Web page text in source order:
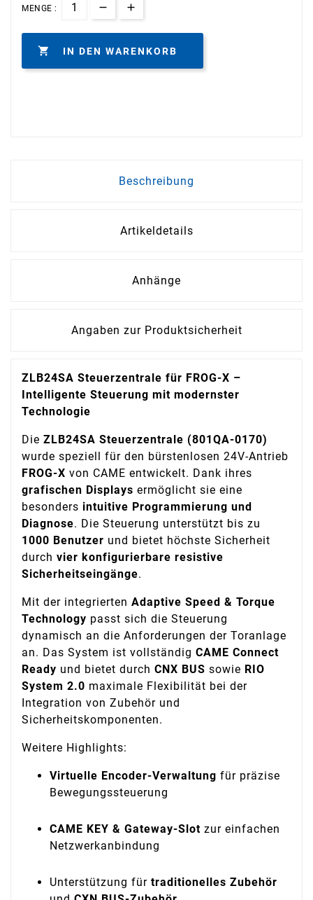
MENGE :
 IN DEN WARENKORB
Beschreibung
Artikeldetails
Anhänge
Angaben zur Produktsicherheit
ZLB24SA Steuerzentrale für FROG-X –
Intelligente Steuerung mit modernster
Technologie
Die ZLB24SA Steuerzentrale (801QA-0170)
wurde speziell für den bürstenlosen 24V-Antrieb
FROG-X von CAME entwickelt. Dank ihres
grafischen Displays ermöglicht sie eine
besonders intuitive Programmierung und
Diagnose. Die Steuerung unterstützt bis zu
1000 Benutzer und bietet höchste Sicherheit
durch vier konfigurierbare resistive
Sicherheitseingänge.
Mit der integrierten Adaptive Speed & Torque
Technology passt sich die Steuerung
dynamisch an die Anforderungen der Toranlage
an. Das System ist vollständig CAME Connect
Ready und bietet durch CNX BUS sowie RIO
System 2.0 maximale Flexibilität bei der
Integration von Zubehör und
Sicherheitskomponenten.
Weitere Highlights:
Virtuelle Encoder-Verwaltung für präzise
Bewegungssteuerung
CAME KEY & Gateway-Slot zur einfachen
Netzwerkanbindung
Unterstützung für traditionelles Zubehör